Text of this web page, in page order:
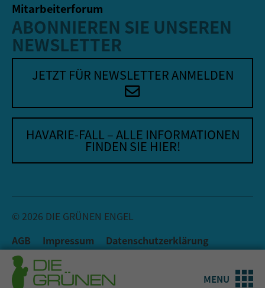
MENU
Mitarbeiterforum
ABONNIEREN SIE UNSEREN
NEWSLETTER
JETZT FÜR NEWSLETTER ANMELDEN
HAVARIE-FALL – ALLE INFORMATIONEN
FINDEN SIE HIER!
© 2026 DIE GRÜNEN ENGEL
AGB
Impressum Datenschutzerklärung